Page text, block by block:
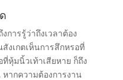
การรู้ว่าถึงเวลาต้อง
งเกตเห็นการสึกหรอที่
หุ้มนิ้วเท้าเสียหาย ก็ถึง
ากความต้องการงาน